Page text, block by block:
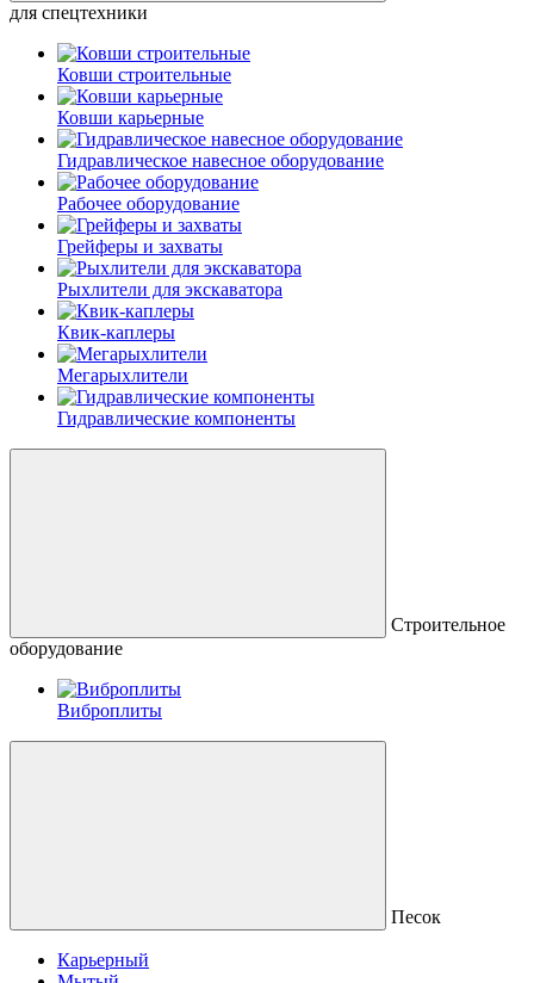
для спецтехники
Ковши строительные
Ковши карьерные
Гидравлическое навесное оборудование
Рабочее оборудование
Грейферы и захваты
Рыхлители для экскаватора
Квик-каплеры
Мегарыхлители
Гидравлические компоненты
Строительное
оборудование
Виброплиты
Песок
Карьерный